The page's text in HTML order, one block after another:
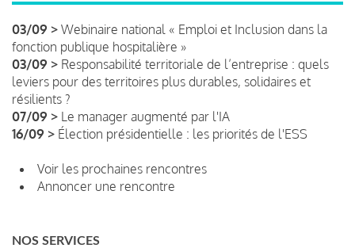
03/09 > Webinaire national « Emploi et Inclusion dans la
fonction publique hospitalière »
03/09 > Responsabilité territoriale de l’entreprise : quels
leviers pour des territoires plus durables, solidaires et
résilients ?
07/09 > Le manager augmenté par l'IA
16/09 > Élection présidentielle : les priorités de l'ESS
Voir les prochaines rencontres
Annoncer une rencontre
NOS SERVICES